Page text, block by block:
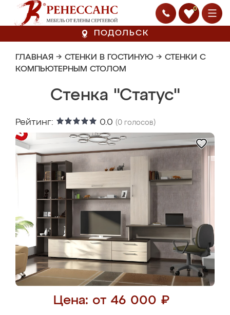
0
ПОДОЛЬСК
ГЛАВНАЯ → СТЕНКИ В ГОСТИНУЮ → СТЕНКИ С
КОМПЬЮТЕРНЫМ СТОЛОМ
Стенка "Статус"
Рейтинг: 0.0 (0 голосов)
Цена: от 46 000 ₽